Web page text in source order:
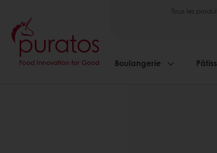
Tous les
Boulangerie